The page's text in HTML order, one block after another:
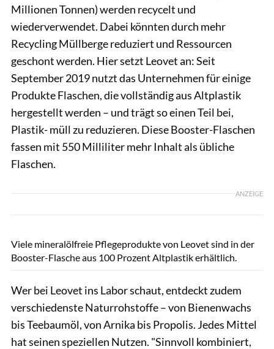
Millionen Tonnen) werden recycelt und
wiederverwendet. Dabei könnten durch mehr
Recycling Müllberge reduziert und Ressourcen
geschont werden. Hier setzt Leovet an: Seit
September 2019 nutzt das Unternehmen für einige
Produkte Flaschen, die vollständig aus Altplastik
hergestellt werden – und trägt so einen Teil bei,
Plastik- müll zu reduzieren. Diese Booster-Flaschen
fassen mit 550 Milliliter mehr Inhalt als übliche
Flaschen.
ANZEIGE
Viele mineralölfreie Pflegeprodukte von Leovet sind in der
Booster-Flasche aus 100 Prozent Altplastik erhältlich.
Wer bei Leovet ins Labor schaut, entdeckt zudem
verschiedenste Naturrohstoffe – von Bienenwachs
bis Teebaumöl, von Arnika bis Propolis. Jedes Mittel
hat seinen speziellen Nutzen. "Sinnvoll kombiniert,